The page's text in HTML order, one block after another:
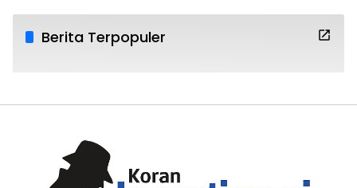
Berita Terpopuler